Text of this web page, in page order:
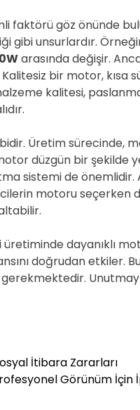
faktörü göz önünde
gibi unsurlardır.
arasında değişir.
bir motor, kısa
kalitesi,
Üretim sürecinde,
düzgün bir şekilde
sistemi de önemlidir.
motoru seçerken
dayanıklı
doğrudan etkiler.
İtibara Zararları
Görünüm İçin